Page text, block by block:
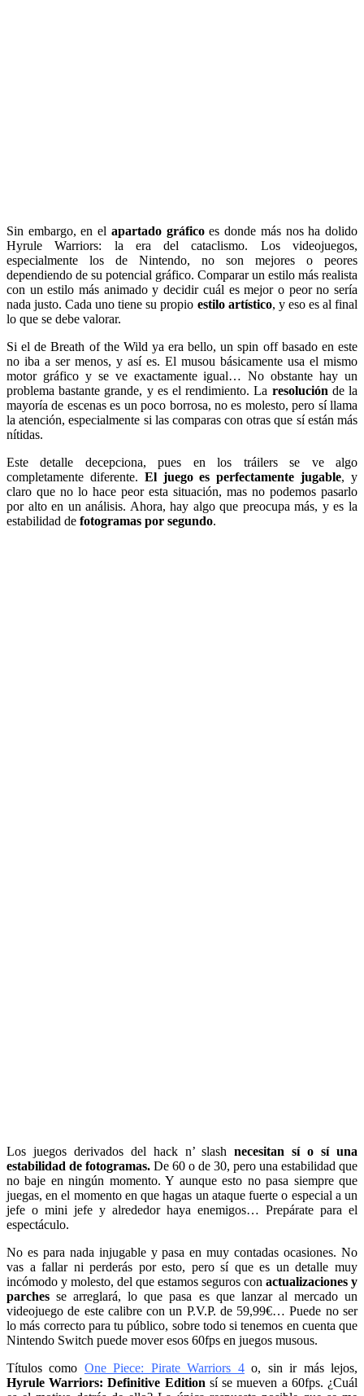
Sin embargo, en el apartado gráficoes donde más nos ha dolido
Hyrule Warriors: la era del cataclismo. Los videojuegos,
especialmente los de Nintendo, no son mejores o peores
dependiendo de su potencial gráfico. Comparar un estilo más realista
con un estilo más animado y decidir cuál es mejor o peor no sería
nada justo. Cada uno tiene su propio estilo artístico, y eso es al final
lo que se debe valorar.
Si el de Breath of the Wild ya era bello, un spin off basado en este
no iba a ser menos, y así es. El musou básicamente usa el mismo
motor gráfico y se ve exactamente igual… No obstante hay un
problema bastante grande, y es el rendimiento. La resolución de la
mayoría de escenas es un poco borrosa, no es molesto, pero sí llama
la atención, especialmente si las comparas con otras que sí están más
nítidas.
Este detalle decepciona, pues en los tráilers se ve algo
completamente diferente. El juego es perfectamente jugable, y
claro que no lo hace peor esta situación, mas no podemos pasarlo
por alto en un análisis. Ahora, hay algo que preocupa más, y es la
estabilidad de fotogramas por segundo.
Los juegos derivados del hack n’ slashnecesitan sí o sí una
estabilidad de fotogramas. De 60 o de 30, pero una estabilidad que
no baje en ningún momento. Y aunque esto no pasa siempre que
juegas, en el momento en que hagas un ataque fuerte o especial a un
jefe o mini jefe y alrededor haya enemigos… Prepárate para el
espectáculo.
No es para nada injugable y pasa en muy contadas ocasiones. No
vas a fallar ni perderás por esto, pero sí que es un detalle muy
incómodo y molesto, del que estamos seguros con actualizaciones y
parches se arreglará, lo que pasa es que lanzar al mercado un
videojuego de este calibre con un P.V.P. de 59,99€… Puede no ser
lo más correcto para tu público, sobre todo si tenemos en cuenta que
Nintendo Switch puede mover esos 60fps en juegos musous.
Títulos como One Piece: Pirate Warriors 4o, sin ir más lejos,
Hyrule Warriors: Definitive Edition sí se mueven a 60fps. ¿Cuál